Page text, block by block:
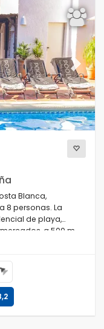
Next
Blanca,
8 personas. La
de playa,
a 500 m